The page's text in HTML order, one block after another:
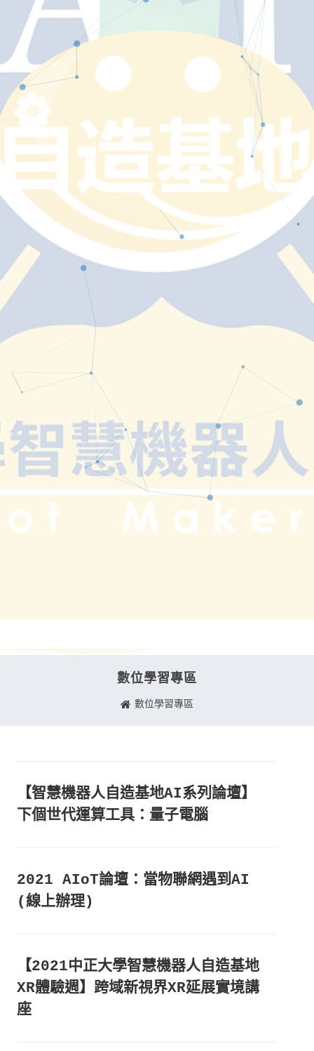
數位學習專區
數位學習專區
【智慧機器人自造基地AI系列論壇】
下個世代運算工具：量子電腦
2021 AIoT論壇：當物聯網遇到AI
(線上辦理)
【2021中正大學智慧機器人自造基地
XR體驗週】跨域新視界XR延展實境講
座